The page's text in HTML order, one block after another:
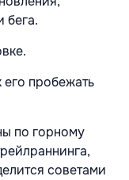
бега.
его пробежать
по горному
советами